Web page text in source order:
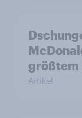
größtem
Artikel